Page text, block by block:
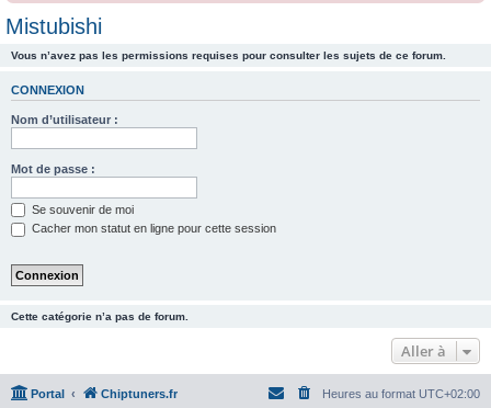
c
Mistubishi
Vous n’avez pas les permissions requises pour consulter les sujets de ce forum.
CONNEXION
Nom d’utilisateur :
Mot de passe :
Se souvenir de moi
Cacher mon statut en ligne pour cette session
Cette catégorie n’a pas de forum.
Aller à
Portal Chiptuners.fr Heures au format UTC+02:00